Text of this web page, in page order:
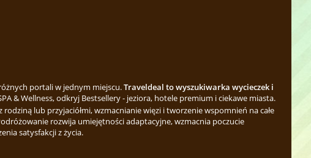
portali w jednym miejscu.Traveldeal to wyszukiwarka wycieczek i
& Wellness, odkryj Bestsellery - jeziora, hotele premium i ciekawe miasta.
lub przyjaciółmi, wzmacnianie więzi i tworzenie wspomnień na całe
rozwija umiejętności adaptacyjne, wzmacnia poczucie
satysfakcji z życia.